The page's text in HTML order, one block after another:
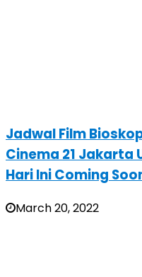
Jadwal Film
Cinema 21 Jakarta
Hari Ini Coming
March 20, 2022